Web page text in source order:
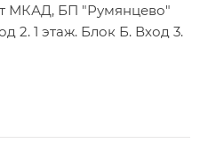
МКАД, БП "Румянцево"
2. 1 этаж. Блок Б. Вход 3.